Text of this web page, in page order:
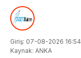
Giriş: 07-08-2026 16:54
Kaynak: ANKA